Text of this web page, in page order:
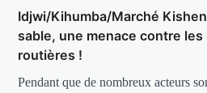
Idjwi/Kihumba/Marché
sable, une menace contre
routières !
Pendant que de nombreux acteurs